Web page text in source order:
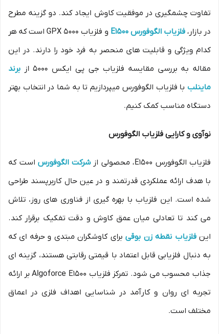
تفاوت چشمگیری در موفقیت کاوش ایجاد کند. دو گزینه مطرح
در بازار،فلزیاب الگوفورس E1500
و فلزیاب GPX 5000 است که هر
کدام ویژگی و قابلیت های منحصر به فرد خود را دارند. در این
مقاله به بررسی مقایسه فلزیاب جی پی ایکس 5000 از
برند
ماینلب با فلزیاب الگوفورس میپردازیم تا به شما در انتخاب بهتر
دستگاه مناسب کمک کنیم.
نوآوی و کارایی فلزیاب الگوفورس
فلزیاب الگوفورس E1500، محصولی از شرکت الگوفورس است که
با هدف ارائه عملکردی قدرتمند و در عین حال کاربرپسند طراحی
شده است. این فلزیاب با بهره گیری از فناوری های روز، تلاش
می کند تا تعادلی میان عمق کاوش و دقت تفکیک برقرار کند.
اینفلزیاب نقطه زن بوقیبرای کاوشگران مبتدی و حرفه ای که
به دنبال فلزیابی قابل اعتماد با قیمتی رقابتی هستند، گزینه ای
جذاب محسوب می شود. تمرکز فلزیاب Algoforce E1500 بر ارائه
تجربه ای روان و کارآمد در شناسایی اهداف فلزی در اعماق
مختلف است.